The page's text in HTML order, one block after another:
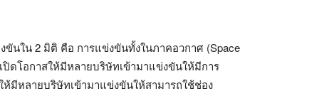
ขันใน 2 มิติ คือ การแข่งขันทั้งในภาคอวกาศ (Space
ปิดโอกาสให้มีหลายบริษัทเข้ามาแข่งขันให้มีการ
มีหลายบริษัทเข้ามาแข่งขันให้สามารถใช้ช่อง